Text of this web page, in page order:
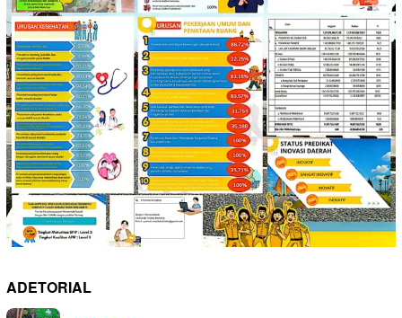
ADETORIAL